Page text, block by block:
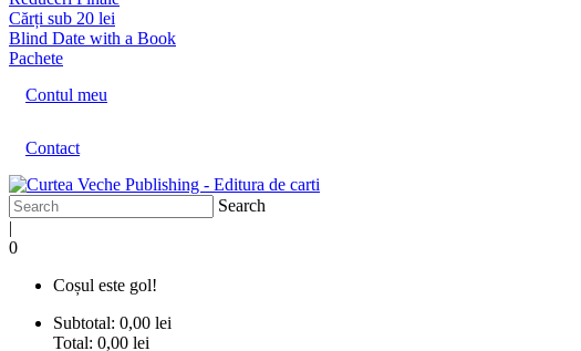
Cărți sub 20 lei
Blind Date with a Book
Pachete
Contul meu
Contact
Search
|
0
Coșul este gol!
Subtotal: 0,00 lei
Total: 0,00 lei